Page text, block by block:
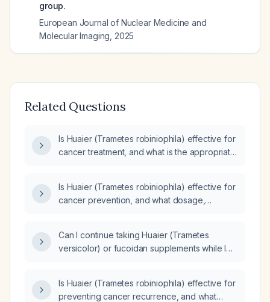
group.
European Journal of Nuclear Medicine and
Molecular Imaging 2025
Related Questions
Is Huaier (Trametes robiniophila) effective for
cancer treatment, and what is the appropriate
Is Huaier (Trametes robiniophila) effective for
cancer prevention, and what dosage,
Can I continue taking Huaier (Trametes
versicolor) or fucoidan supplements while I
active cancer therapy?
Is Huaier (Trametes robiniophila) effective for
preventing cancer recurrence, and what